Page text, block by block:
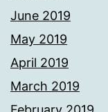
June 2019
May 2019
April 2019
March 2019